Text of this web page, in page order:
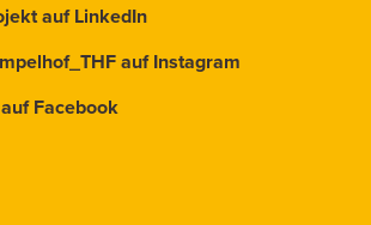
auf LinkedIn
auf Instagram
Facebook